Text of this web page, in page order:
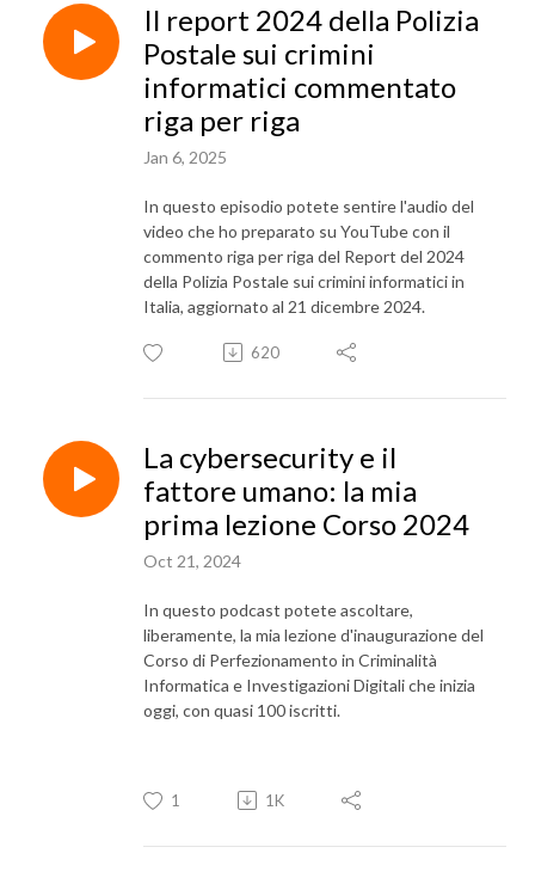
Il report 2024 della Polizia
Postale sui crimini
informatici commentato
riga per riga
Jan 6, 2025
In questo episodio potete sentire l'audio del
video che ho preparato su YouTube con il
commento riga per riga del Report del 2024
della Polizia Postale sui crimini informatici in
Italia, aggiornato al 21 dicembre 2024.
620
La cybersecurity e il
fattore umano: la mia
prima lezione Corso 2024
Oct 21, 2024
In questo podcast potete ascoltare,
liberamente, la mia lezione d'inaugurazione del
Corso di Perfezionamento in Criminalità
Informatica e Investigazioni Digitali che inizia
oggi, con quasi 100 iscritti.
1 1K